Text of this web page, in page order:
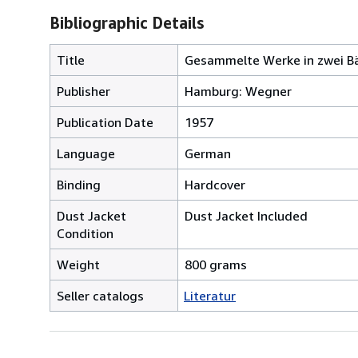
Bibliographic Details
Title
Gesammelte Werke in zwei
Publisher
Hamburg: Wegner
Publication Date
1957
Language
German
Binding
Hardcover
Dust Jacket
Condition
Dust Jacket Included
Weight
800 grams
Seller catalogs
Literatur